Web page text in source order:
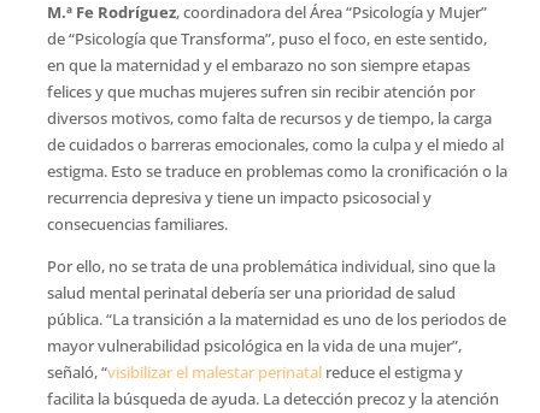
M.ª Fe Rodríguez, coordinadora del Área “Psicología y Mujer”
de “Psicología que Transforma”, puso el foco, en este sentido,
en que la maternidad y el embarazo no son siempre etapas
felices y que muchas mujeres sufren sin recibir atención por
diversos motivos, como falta de recursos y de tiempo, la carga
de cuidados o barreras emocionales, como la culpa y el miedo al
estigma. Esto se traduce en problemas como la cronificación o la
recurrencia depresiva y tiene un impacto psicosocial y
consecuencias familiares.
Por ello, no se trata de una problemática individual, sino que la
salud mental perinatal debería ser una prioridad de salud
pública. “La transición a la maternidad es uno de los periodos de
mayor vulnerabilidad psicológica en la vida de una mujer”,
señaló, “visibilizar el malestar perinatalreduce el estigma y
facilita la búsqueda de ayuda. La detección precoz y la atención